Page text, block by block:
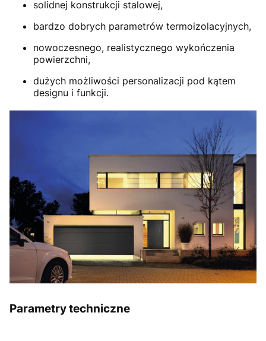
solidnej konstrukcji stalowej,
bardzo dobrych parametrów termoizolacyjnych,
nowoczesnego, realistycznego wykończenia
powierzchni,
dużych możliwości personalizacji pod kątem
designu i funkcji.
Parametry techniczne